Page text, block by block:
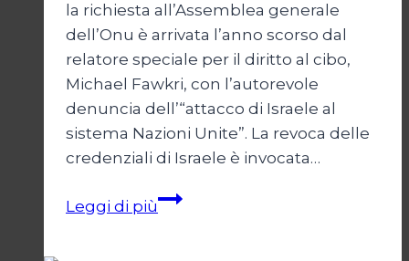
la richiesta all’Assemblea generale
dell’Onu è arrivata l’anno scorso dal
relatore speciale per il diritto al cibo,
Michael Fawkri, con l’autorevole
denuncia dell’“attacco di Israele al
sistema Nazioni Unite”. La revoca delle
credenziali di Israele è invocata…
Leggi di piùOnu